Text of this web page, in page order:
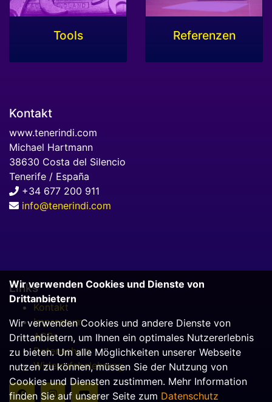
Tools Referenzen
Kontakt
www.tenerindi.com
Michael Hartmann
38630 Costa del Silencio
Tenerife / España
+34 677 200 911
info@tenerindi.com
Links
Kontakt
Impressum
AGBs
Datenschutz
Widerrufsbelehrung
Wir verwenden Cookies und Dienste von
Drittanbietern
Wir verwenden Cookies und andere Dienste von
Drittanbietern, um Ihnen ein optimales Nutzererlebnis
zu bieten. Um alle Möglichkeiten unserer Webseite
nutzen zu können, müssen Sie der Nutzung von
Cookies und Diensten zustimmen. Mehr Information
finden Sie auf unserer Seite zum Datenschutz